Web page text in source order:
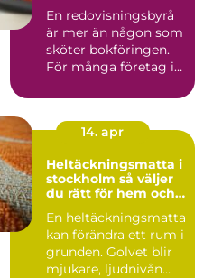
En redovisningsbyrå
är mer än någon som
sköter bokföringen.
För många företag i
14. apr
Heltäckningsmatta i
stockholm så väljer
du rätt för hem och
En heltäckningsmatta
kan förändra ett rum i
grunden. Golvet blir
mjukare, ljudnivån